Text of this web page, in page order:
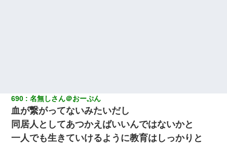
690 名無しさん＠おーぷん
血が繋がってないみたいだし
同居人としてあつかえばいいんではないかと
一人でも生きていけるように教育はしっかりと